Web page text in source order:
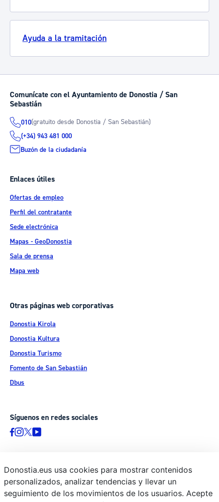
Ayuda a la tramitación
Comunícate con el Ayuntamiento de Donostia / San
Sebastián
010(gratuito desde Donostia / San Sebastián)
(+34) 943 481 000
Buzón de la ciudadanía
Enlaces útiles
Ofertas de empleo
Perfil del contratante
Sede electrónica
Mapas - GeoDonostia
Sala de prensa
Mapa web
Otras páginas web corporativas
Donostia Kirola
Donostia Kultura
Donostia Turismo
Fomento de San Sebastián
Dbus
Síguenos en redes sociales
© Donostiako Udala - Ayuntamiento de Donostia / San Sebastián
Ijentea 1, 20003 Donostia / San Sebastián
Donostia.eus usa cookies para mostrar contenidos
personalizados, analizar tendencias y llevar un
seguimiento de los movimientos de los usuarios. Acepte